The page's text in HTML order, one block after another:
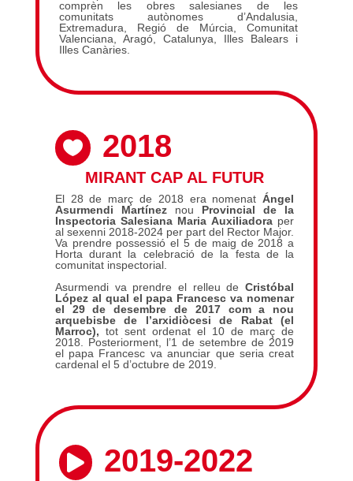
comprèn les obres salesianes de les
comunitats autònomes d’Andalusia,
Extremadura, Regió de Múrcia, Comunitat
Valenciana, Aragó, Catalunya, Illes Balears i
Illes Canàries.
MIRANT CAP AL FUTUR
El 28 de març de 2018 era nomenatÁngel
Asurmendi Martíneznou Provincial de la
Inspectoria Salesiana Maria Auxiliadoraper
al sexenni 2018-2024 per part del Rector Major.
Va prendre possessió el 5 de maig de 2018 a
Horta durant la celebració de la festa de la
comunitat inspectorial.
Asurmendi va prendre el relleu deCristóbal
López al qual el papa Francesc va nomenar
el 29 de desembre de 2017 com a nou
arquebisbe de l’arxidiòcesi de Rabat (el
Marroc), tot sent ordenat el 10 de març de
2018. Posteriorment, l’1 de setembre de 2019
el papa Francesc va anunciar que seria creat
cardenal el 5 d’octubre de 2019.
 2018
 2019-2022